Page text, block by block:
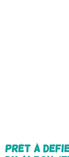
Prêt à